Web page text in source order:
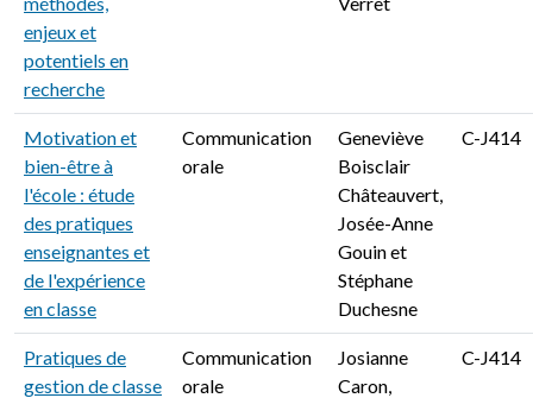
enjeux et
potentiels en
recherche
Motivation et
bien-être à
l'école : étude
des pratiques
enseignantes et
de l'expérience
en classe
Communication
orale
Geneviève
Boisclair
Châteauvert,
Josée-Anne
Gouin et
Stéphane
Duchesne
C-J414
Pratiques de
gestion de classe
Communication
orale
Josianne
Caron,
C-J414